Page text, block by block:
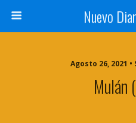
Nuevo
Agosto 26, 2021